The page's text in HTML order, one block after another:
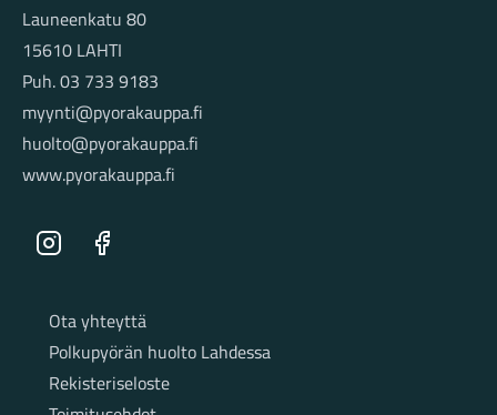
Launeenkatu 80
15610 LAHTI
Puh. 03 733 9183
myynti@pyorakauppa.fi
huolto@pyorakauppa.fi
www.pyorakauppa.fi
Instagram Facebook
SivutOta yhteyttä
Polkupyörän huolto Lahdessa
Rekisteriseloste